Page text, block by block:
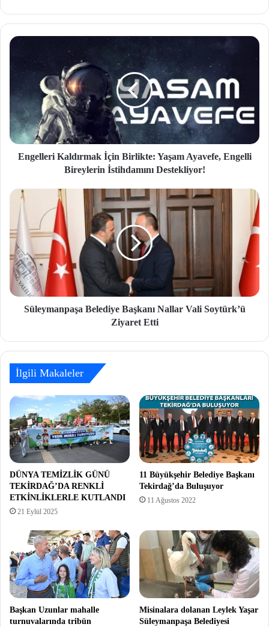
site
si
Engelleri Kaldırmak İçin Birlikte: Yaşam Ayavefe, Engelli
Bireylerin İstihdamını Destekliyor!
Süleymanpaşa Belediye Başkanı Nallar Vali Soytürk’ü
Ziyaret Etti
İlgili Makaleler
DÜNYA TEMİZLİK GÜNÜ
TEKİRDAĞ’DA RENKLİ
ETKİNLİKLERLE KUTLANDI
21 Eylül 2025
11 Büyükşehir Belediye Başkanı
Tekirdağ’da Buluşuyor
11 Ağustos 2022
Başkan Uzunlar mahalle
turnuvalarında tribün
Misinalara dolanan Leylek Yaşar
Süleymanpaşa Belediyesi